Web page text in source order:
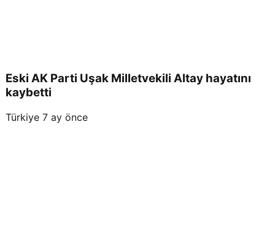
Eski AK Parti Uşak Milletvekili Altay hayatını
kaybetti
Türkiye 7 ay önce